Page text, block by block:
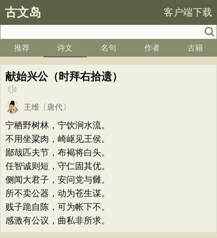
古文岛 客户端下载
推荐 诗文 名句 作者 古籍
献始兴公（时拜右拾遗）
王维 〔唐代〕
宁栖野树林，宁饮涧水流。
不用坐粱肉，崎岖见王侯。
鄙哉匹夫节，布褐将白头。
任智诚则短，守仁固其优。
侧闻大君子，安问党与雠。
所不卖公器，动为苍生谋。
贱子跪自陈，可为帐下不。
感激有公议，曲私非所求。